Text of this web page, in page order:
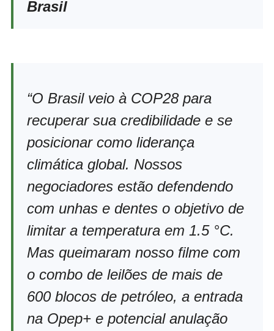
Brasil
“O Brasil veio à COP28 para
recuperar sua credibilidade e se
posicionar como liderança
climática global. Nossos
negociadores estão defendendo
com unhas e dentes o objetivo de
limitar a temperatura em 1.5 °C.
Mas queimaram nosso filme com
o combo de leilões de mais de
600 blocos de petróleo, a entrada
na Opep+ e potencial anulação